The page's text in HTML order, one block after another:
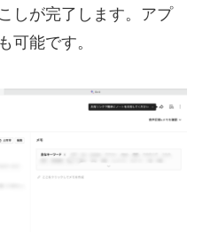
しが完了します。アプ
可能です。